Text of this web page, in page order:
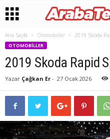
Ana Sayfa Otomobiller 2019 Skoda
OTOMOBILLER
2019 Skoda Rapid
Yazar Çağkan Er - 27 Ocak 2026